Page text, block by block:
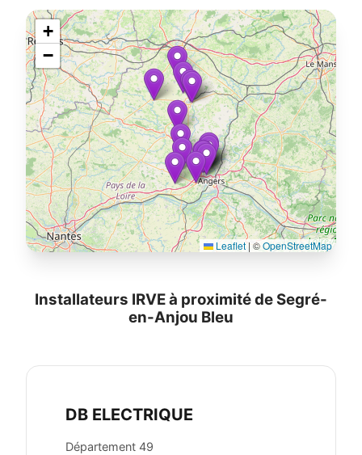
+
−
Leaflet | ©OpenStreetMap
Installateurs IRVE à proximité de Segré-
en-Anjou Bleu
DB ELECTRIQUE
Département 49